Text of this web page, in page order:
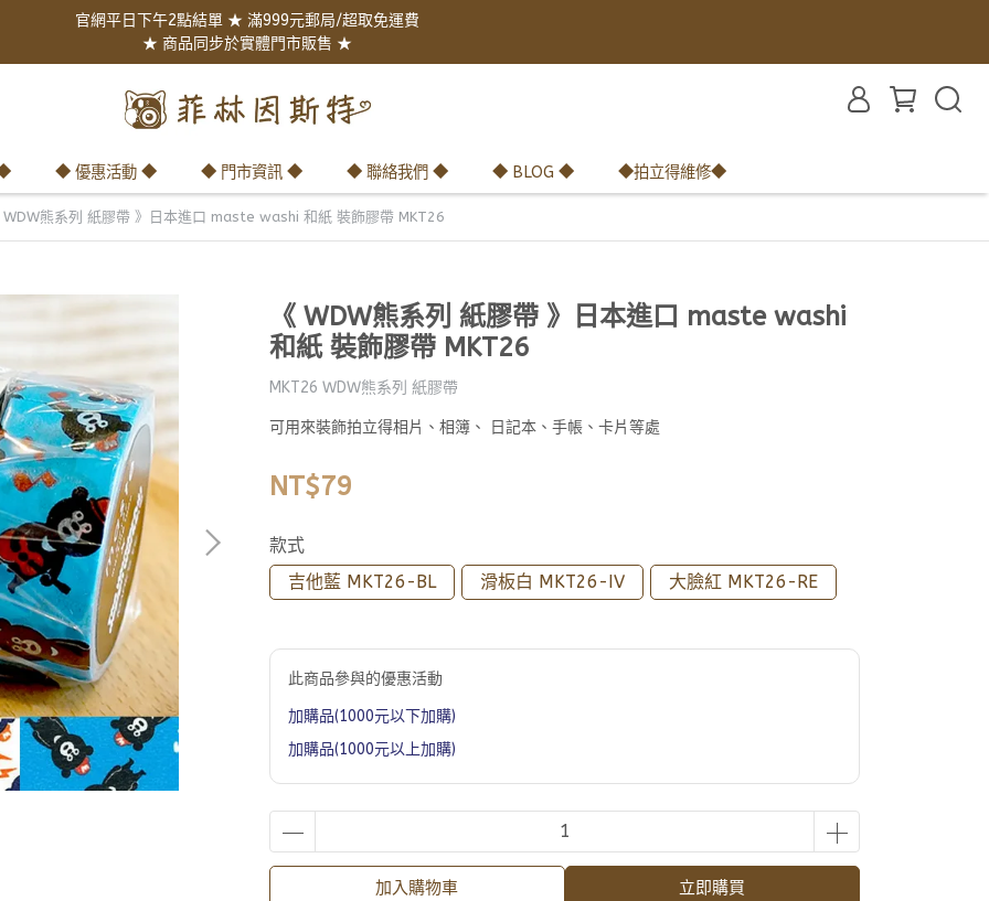
官網平日下午2點結單 ★ 滿999元郵局/超取免運費
★ 商品同步於實體門市販售 ★
◆ 優惠活動 ◆ ◆ 門市資訊 ◆ ◆ 聯絡我們 ◆ ◆ BLOG ◆ ◆拍立得維修◆
WDW熊系列 紙膠帶 》日本進口 maste washi 和紙 裝飾膠帶 MKT26
《 WDW熊系列 紙膠帶 》日本進口 maste washi
和紙 裝飾膠帶 MKT26
MKT26 WDW熊系列 紙膠帶
可用來裝飾拍立得相片、相簿、 日記本、手帳、卡片等處
NT$79
款式
吉他藍 MKT26-BL
滑板白 MKT26-IV 大臉紅 MKT26-RE
此商品參與的優惠活動
加購品(1000元以下加購)
加購品(1000元以上加購)
加入購物車 立即購買